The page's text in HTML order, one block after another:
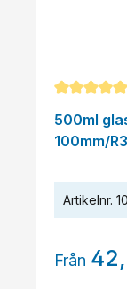
500ml
100mm/
Artikelnr.
Från